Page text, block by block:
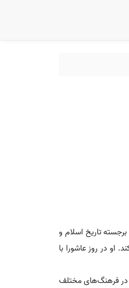
تاریخ اسلام و
اصول اسلامی دفاع کند. او در روز عاشورا با
در فرهنگ‌های مختلف